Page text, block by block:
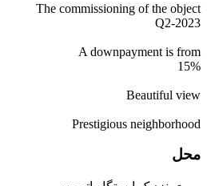
The commissioning of the object
Q2-2023
A downpayment is from
15%
Beautiful view
Prestigious neighborhood
محل